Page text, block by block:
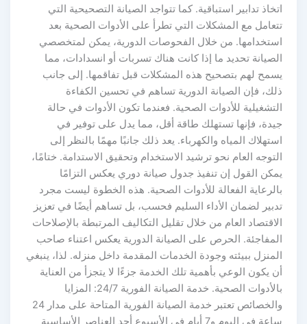
اتخاذ تدابير استباقية. كما تتواجد الصيانة التصحيحية التي
تتعامل مع المشكلات التي تطرأ على الأدوات الصحية بعد
استخدامها. من خلال الفحوصات الدورية، يمكن لمتخصصي
الصيانة تحديد ما إذا كانت هناك تسربات أو انسدادات، مما
يسمح لهم بتصحيح هذه المشكلات قبل تفاقمها. إلى جانب
ذلك، فإن الصيانة الدورية تساهم في تحسين الكفاءة
التشغيلية للأدوات الصحية. فعندما تكون الأدوات في حالة
جيدة، فإنها تستهلك طاقة أقل، مما يدل على توفير في
استهلاك المياه والكهرباء. يعد ذلك جانبًا مهمًا بالنظر إلى
التوجه العام نحو ترشيد الاستخدام وتحقيق الاستدامة. ختامًا،
يمكن القول إن تنفيذ جدول صيانة دوري يعكس التزامًا
بالرعاية الفعالة للأدوات الصحية. هذه الخطوة ليست مجرد
تدبير لضمان الأداء السليم فحسب، بل تساهم أيضًا في تعزيز
الاقتصاد العام من خلال تقليل التكاليف المرتبطة بالإصلاحات
المفاجئة. الحرص على الصيانة الدورية يعكس اعتناء صاحب
المنزل ببيئته وجودة الخدمات المقدمة داخل منزله. لذا، ينبغي
أن يكون الوعي بأهمية تلك الخدمة جزءًا لا يتجزأ من العناية
بالأدوات الصحية. خدمة الصيانة الفورية 24/7: المزايا
والخصائص تعتبر خدمة الصيانة الفورية المتاحة على مدار 24
ساعة في اليوم و7 أيام في الأسبوع أحد العناصر الأساسية